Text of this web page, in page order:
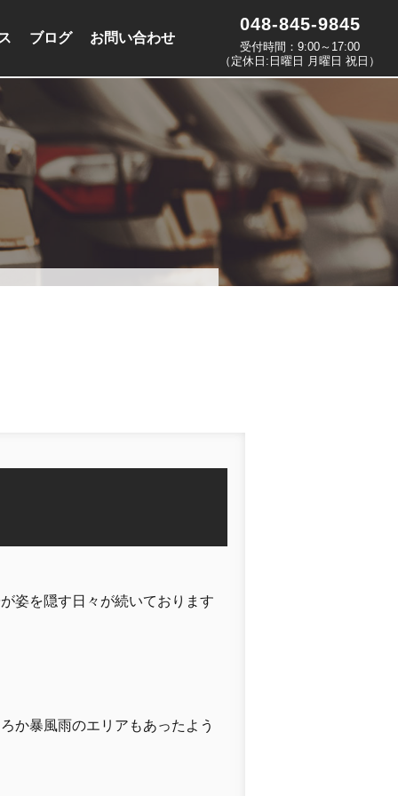
ブログ お問い合わせ
048-845-9845
受付時間：9:00～17:00
（定休日:日曜日 月曜日 祝日）
姿を隠す日々が続いております
か暴風雨のエリアもあったよう